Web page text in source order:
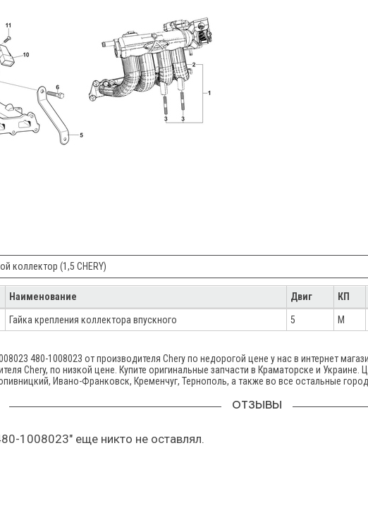
коллектор (1,5 CHERY)
Наименование Двиг КП
Гайка крепления коллектора впускного 5 M
480-1008023 от производителя Chery по недорогой цене у нас в интернет
Chery, по низкой цене. Купите оригинальные запчасти в Краматорске и
Ивано-Франковск, Кременчуг, Тернополь, а также во все остальные
ОТЗЫВЫ
1008023" еще никто не оставлял.